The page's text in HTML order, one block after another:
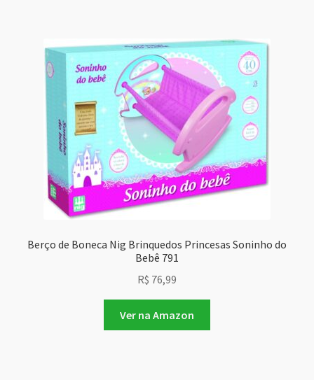
Berço de Boneca Nig Brinquedos Princesas Soninho do
Bebê 791
R$ 76,99
Ver na Amazon